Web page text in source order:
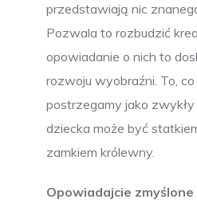
przedstawiają nic
Pozwala to rozbudzić
opowiadanie o nich to
rozwoju wyobraźni. To, co
postrzegamy jako
dziecka może być
zamkiem królewny.
Opowiadajcie